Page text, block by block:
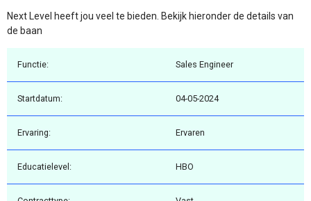
Next Level heeft jou veel te bieden. Bekijk hieronder de details van
de baan
Functie: Sales Engineer
Startdatum: 04-05-2024
Ervaring: Ervaren
Educatielevel: HBO